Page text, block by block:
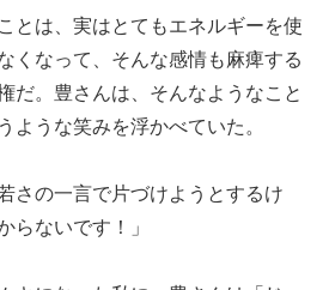
とは、実はとてもエネルギーを使
くなって、そんな感情も麻痺する
だ。豊さんは、そんなようなこと
ような笑みを浮かべていた。
さの一言で片づけようとするけ
らないです！」